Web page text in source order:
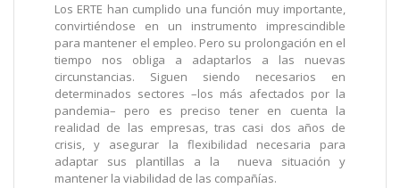
Los ERTE han cumplido una función muy importante,
convirtiéndose en un instrumento imprescindible
para mantener el empleo. Pero su prolongación en el
tiempo nos obliga a adaptarlos a las nuevas
circunstancias. Siguen siendo necesarios en
determinados sectores –los más afectados por la
pandemia– pero es preciso tener en cuenta la
realidad de las empresas, tras casi dos años de
crisis, y asegurar la flexibilidad necesaria para
adaptar sus plantillas a la nueva situación y
mantener la viabilidad de las compañías.